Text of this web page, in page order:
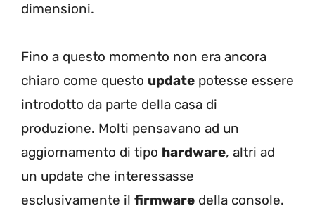
dimensioni.
Fino a questo momento non era ancora
chiaro come questo update potesse essere
introdotto da parte della casa di
produzione. Molti pensavano ad un
aggiornamento di tipo hardware, altri ad
un update che interessasse
esclusivamente il firmware della console.